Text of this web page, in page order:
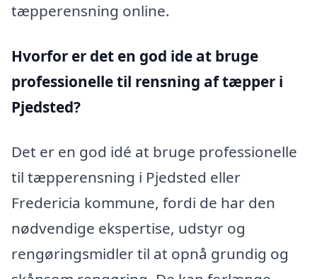
tæpperensning online.
Hvorfor er det en god ide at bruge
professionelle til rensning af tæpper i
Pjedsted?
Det er en god idé at bruge professionelle
til tæpperensning i Pjedsted eller
Fredericia kommune, fordi de har den
nødvendige ekspertise, udstyr og
rengøringsmidler til at opnå grundig og